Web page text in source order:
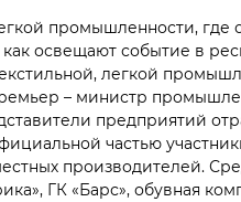
промышленности, где
освещают событие в
легкой
– министр
предприятий
частью
производителей.
ГК «Барс», обувная